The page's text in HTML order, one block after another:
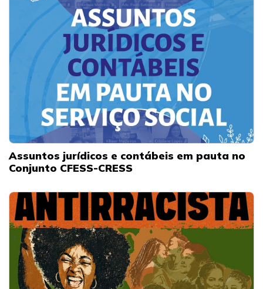
Assuntos jurídicos e contábeis em pauta no
Conjunto CFESS-CRESS